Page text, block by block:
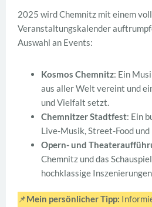
2025 wird Chemnitz mit einem
Veranstaltungskalender
Auswahl an Events:
Kosmos Chemnitz: Ein
aus aller Welt vereint und
und Vielfalt setzt.
Chemnitzer Stadtfest: Ein
Live-Musik, Street-Food
Opern- und
Chemnitz und das
hochklassige
📌Mein persönlicher Tipp: